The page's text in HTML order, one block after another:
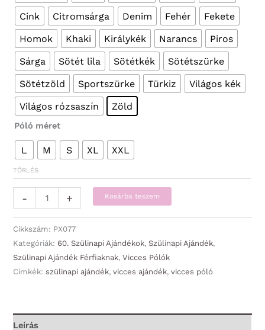
Cink
Citromsárga Denim Fehér
Fekete
Homok
Khaki Királykék Narancs
Piros
Sárga
Sötét lila Sötétkék
Sötétszürke
Sötétzöld
Sportszürke Türkiz
Világos kék
Világos rózsaszín
Zöld
Póló méret
L M S XL XXL
TÖRLÉS
-
Pólók
-
Férfi
póló
-
került
+ Kosárba teszem
Cikkszám: PX077
Kategóriák: 60. Szülinapi Ajándékok,Szülinapi Ajándék,
Szülinapi Ajándék Férfiaknak,Vicces Pólók
Címkék:szülinapi ajándék,vicces ajándék,vicces póló
Leírás